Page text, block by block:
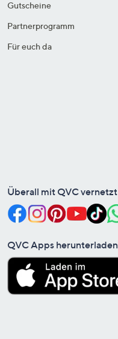
Gutscheine
Partnerprogramm
Für euch da
Überall mit QVC vernetzt
QVC Apps herunterladen